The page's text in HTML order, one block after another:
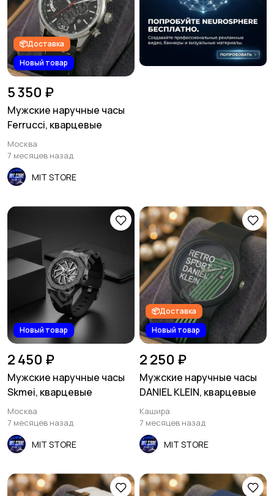
Спецодежда1 Спортивная одежда
Другое2
📦Доставка
Новый товар
5 350 ₽
Мужские наручные часы
Ferrucci, кварцевые
Москва
7 месяцев назад
MIT STORE
Новый товар
2 450 ₽
Мужские наручные часы
Skmei, кварцевые
Москва
7 месяцев назад
MIT STORE
📦Доставка
Новый товар
2 250 ₽
Мужские наручные часы
DANIEL KLEIN, кварцевые
Кашира
7 месяцев назад
MIT STORE